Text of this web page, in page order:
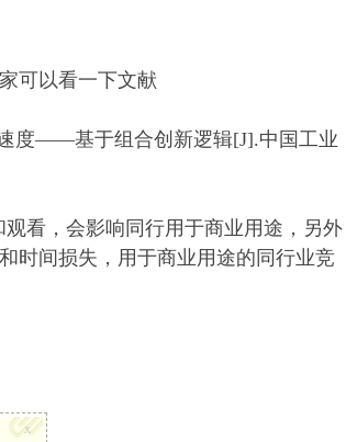
可以看一下文献
度——基于组合创新逻辑[J].中国工业
看，会影响同行用于商业用途，另外
时间损失，用于商业用途的同行业竞
x